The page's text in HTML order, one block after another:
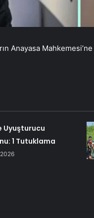
Anayasa
Uyuşturucu
1 Tutuklama